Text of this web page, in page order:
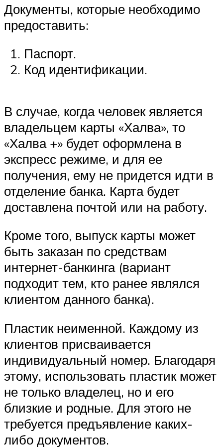
Документы, которые необходимо
предоставить:
Паспорт.
Код идентификации.
В случае, когда человек является
владельцем карты «Халва», то
«Халва +» будет оформлена в
экспресс режиме, и для ее
получения, ему не придется идти в
отделение банка. Карта будет
доставлена почтой или на работу.
Кроме того, выпуск карты может
быть заказан по средствам
интернет-банкинга (вариант
подходит тем, кто ранее являлся
клиентом данного банка).
Пластик неименной. Каждому из
клиентов присваивается
индивидуальный номер. Благодаря
этому, использовать пластик может
не только владелец, но и его
близкие и родные. Для этого не
требуется предъявление каких-
либо документов.